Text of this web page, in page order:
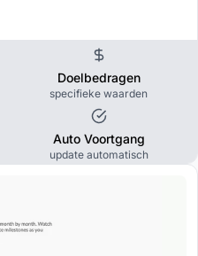
Doelbedragen
specifieke waarden
Auto Voortgang
update automatisch